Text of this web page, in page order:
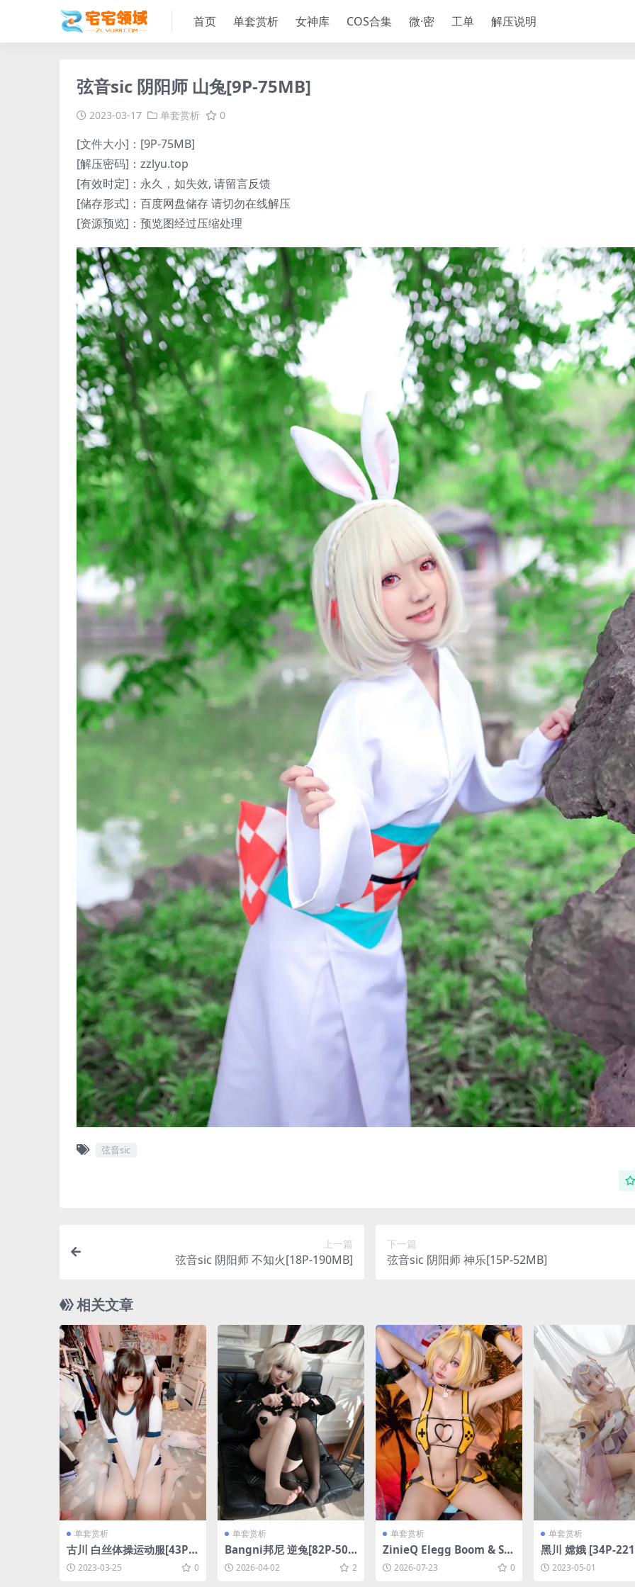
首页 单套赏析 女神库 COS合集 微·密 工单 解压说明
弦音sic 阴阳师 山兔[9P-75MB]
2023-03-17 单套赏析 0
[文件大小]：[9P-75MB]
[解压密码]：zzlyu.top
[有效时定]：永久，如失效, 请留言反馈
[储存形式]：百度网盘储存 请切勿在线解压
[资源预览]：预览图经过压缩处理
弦音sic
上一篇
弦音sic 阴阳师 不知火[18P-190MB]
下一篇
弦音sic 阴阳师 神乐[15P-52MB]
相关文章
单套赏析
古川 白丝体操运动服[43P2
V170M]
2023-03-25 0
单套赏析
Bangni邦尼 逆兔[82P-501.
9M]2026-04-02 2
单套赏析
ZinieQ Elegg Boom & Sh
ock [44P9V-2.59GB]
2026-07-23 0
单套赏析
黑川 嫦娥 [34P-
2023-05-01